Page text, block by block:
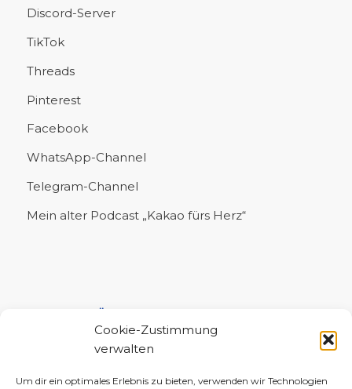
Cookie-Zustimmung
verwalten
Um dir ein optimales Erlebnis zu bieten, verwenden wir Technologien
Discord-Server
TikTok
Threads
Pinterest
Facebook
WhatsApp-Channel
Telegram-Channel
Mein alter Podcast „Kakao fürs Herz“